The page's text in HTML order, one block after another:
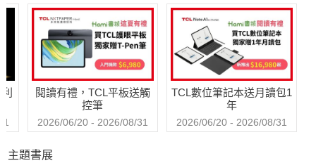
閱讀有禮，TCL平板送觸
控筆
2026/06/20 - 2026/08/31
TCL數位筆記本送月讀包1
年
2026/06/20 - 2026/08/31
主題書展